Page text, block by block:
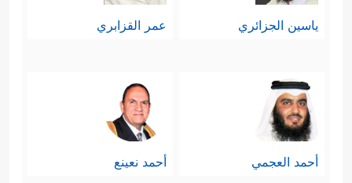
ياسين الجزائري عمر القزابري
أحمد العجمي أحمد نعينع